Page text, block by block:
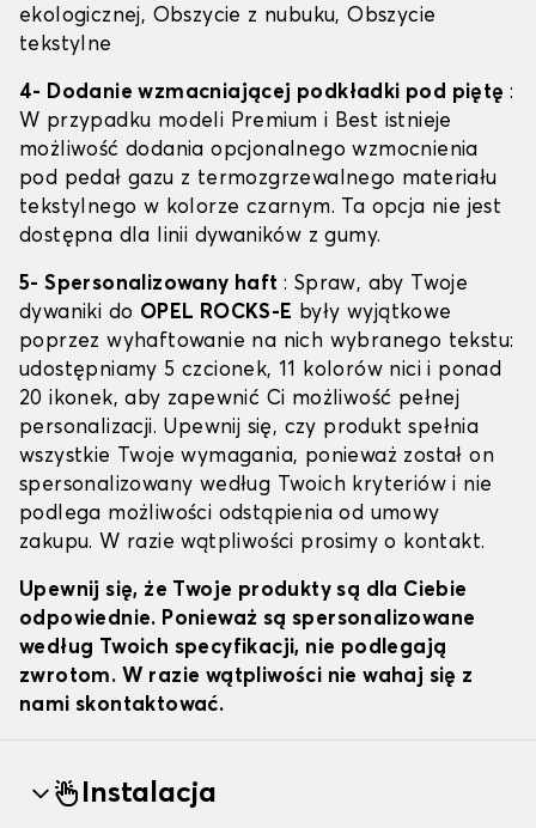
ekologicznej, Obszycie z nubuku, Obszycie
tekstylne
4- Dodanie wzmacniającej podkładki pod piętę :
W przypadku modeli Premium i Best istnieje
możliwość dodania opcjonalnego wzmocnienia
pod pedał gazu z termozgrzewalnego materiału
tekstylnego w kolorze czarnym. Ta opcja nie jest
dostępna dla linii dywaników z gumy.
5- Spersonalizowany haft : Spraw, aby Twoje
dywaniki do OPEL ROCKS-E były wyjątkowe
poprzez wyhaftowanie na nich wybranego tekstu:
udostępniamy 5 czcionek, 11 kolorów nici i ponad
20 ikonek, aby zapewnić Ci możliwość pełnej
personalizacji. Upewnij się, czy produkt spełnia
wszystkie Twoje wymagania, ponieważ został on
spersonalizowany według Twoich kryteriów i nie
podlega możliwości odstąpienia od umowy
zakupu. W razie wątpliwości prosimy o kontakt.
Upewnij się, że Twoje produkty są dla Ciebie
odpowiednie. Ponieważ są spersonalizowane
według Twoich specyfikacji, nie podlegają
zwrotom. W razie wątpliwości nie wahaj się z
nami skontaktować.
Instalacja